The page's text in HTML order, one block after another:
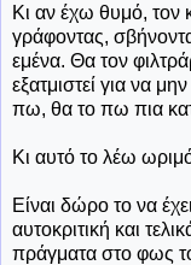
Κι αν έχω θυμό, τον
γράφοντας,
εμένα. Θα τον
εξατμιστεί για να
πω, θα το πω πια
Κι αυτό το λέω
Είναι δώρο το να
αυτοκριτική και
πράγματα στο φως